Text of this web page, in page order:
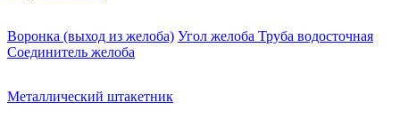
Воронка (выход из желоба) Угол желоба Труба водосточная
Соединитель желоба
Металлический штакетник